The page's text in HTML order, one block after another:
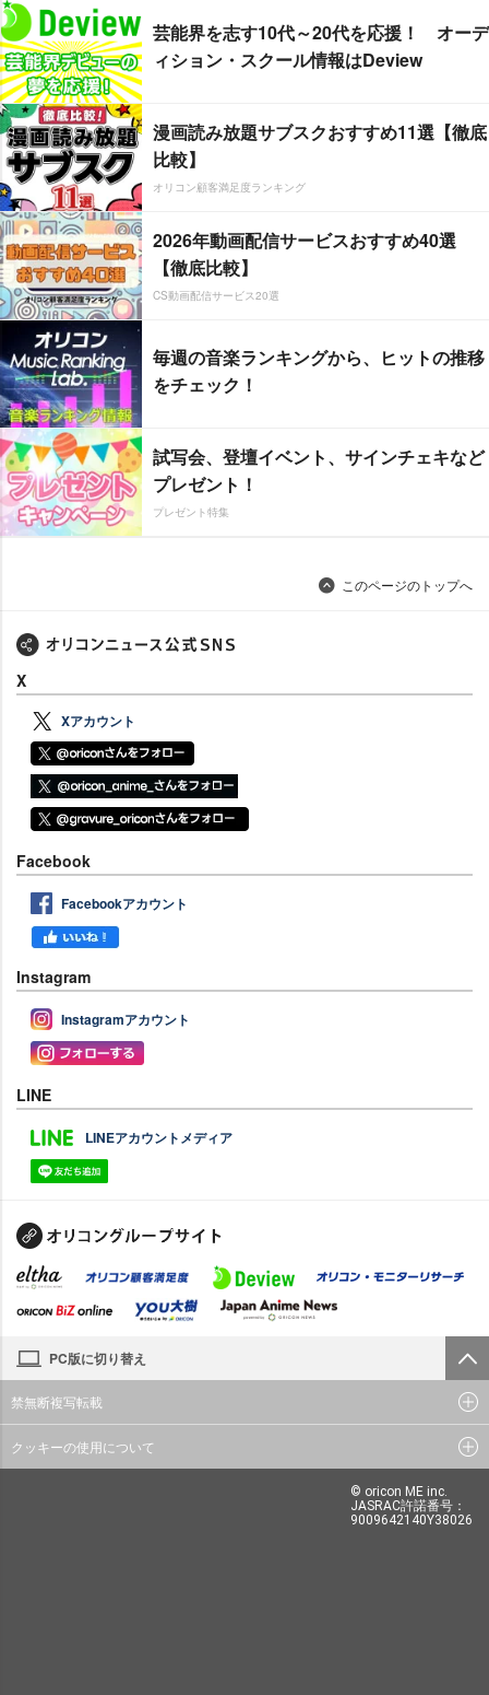
芸能界を志す10代～20代を応援！ オーデ
ィション・スクール情報はDeview
漫画読み放題サブスクおすすめ11選【徹底
比較】
オリコン顧客満足度ランキング
2026年動画配信サービスおすすめ40選
【徹底比較】
CS動画配信サービス20選
毎週の音楽ランキングから、ヒットの推移
をチェック！
試写会、登壇イベント、サインチェキなど
プレゼント！
プレゼント特集
このページのトップへ
X
Xアカウント
Facebook
Facebookアカウント
Instagram
Instagramアカウント
LINE
LINEアカウントメディア
PC版に切り替え
禁無断複写転載
クッキーの使用について
© oricon ME inc.
JASRAC許諾番号：
9009642140Y38026